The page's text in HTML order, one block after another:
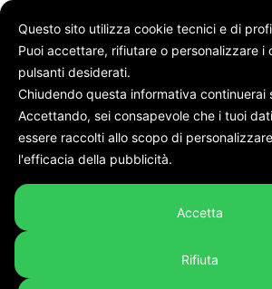
Home Rubriche
Questo sito utilizza cookie tecnici e di
Puoi accettare, rifiutare o personalizzare i
pulsanti desiderati.
Chiudendo questa informativa continuerai
Accettando, sei consapevole che i tuoi
essere raccolti allo scopo di
l'efficacia della pubblicità.
Accetta
Rifiuta